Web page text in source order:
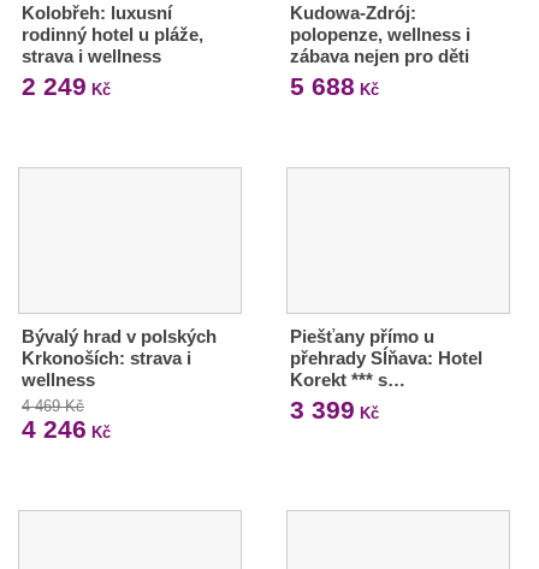
Kolobřeh: luxusní
rodinný hotel u pláže,
strava i wellness
2 249 Kč
Kudowa-Zdrój:
polopenze, wellness i
zábava nejen pro děti
5 688 Kč
Bývalý hrad v polských
Krkonoších: strava i
wellness
4 469 Kč
4 246 Kč
Piešťany přímo u
přehrady Sĺňava: Hotel
Korekt *** s…
3 399 Kč